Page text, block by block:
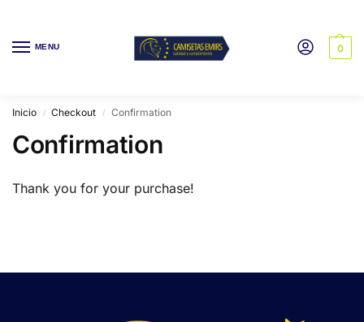
MENU 0
Inicio / Checkout / Confirmation
Confirmation
Thank you for your purchase!